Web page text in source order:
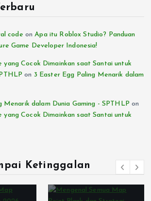
code onApa itu Roblox Studio? Panduan
Game Developer Indonesia!
yang Cocok Dimainkan saat Santai untuk
on 3 Easter Egg Paling Menarik dalam
Menarik dalam Dunia Gaming - SPTHLP on
yang Cocok Dimainkan saat Santai untuk
Ketinggalan